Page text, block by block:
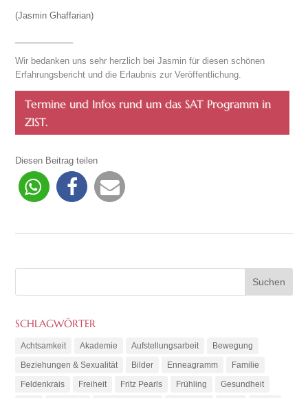
(Jasmin Ghaffarian)
Wir bedanken uns sehr herzlich bei Jasmin für diesen schönen
Erfahrungsbericht und die Erlaubnis zur Veröffentlichung.
Termine und Infos rund um das SAT Programm in
ZIST.
Diesen Beitrag teilen
SCHLAGWÖRTER
Achtsamkeit Akademie Aufstellungsarbeit
Bewegung
Beziehungen & Sexualität
Bilder Enneagramm
Familie
Feldenkrais
Freiheit Fritz Pearls Frühling Gesundheit